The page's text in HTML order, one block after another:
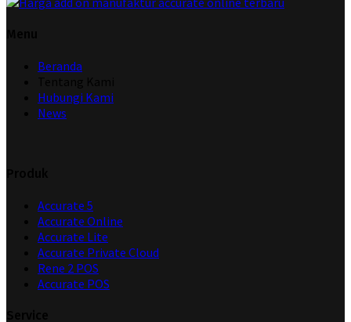
Beranda
Hubungi Kami
News
Accurate 5
Accurate Online
Accurate Lite
Accurate Private Cloud
Rene 2 POS
Accurate POS